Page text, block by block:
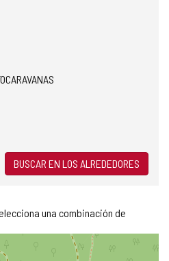
BUSCAR EN LOS ALREDEDORES
una combinación de